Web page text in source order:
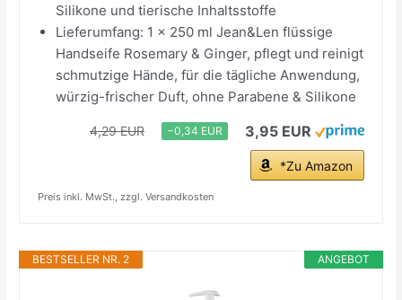
Silikone und tierische Inhaltsstoffe
Lieferumfang: 1 x 250 ml Jean&Len flüssige
Handseife Rosemary & Ginger, pflegt und reinigt
schmutzige Hände, für die tägliche Anwendung,
würzig-frischer Duft, ohne Parabene & Silikone
4,29 EUR −0,34 EUR 3,95 EUR
*Zu Amazon
Preis inkl. MwSt., zzgl. Versandkosten
ANGEBOT
BESTSELLER NR. 2